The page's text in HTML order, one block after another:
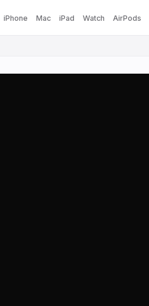
iPhone Mac iPad Watch AirPods